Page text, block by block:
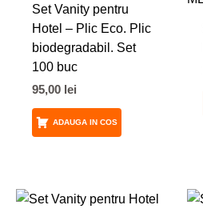
Set Vanity pentru
Hotel – Plic Eco. Plic
biodegradabil. Set
100 buc
95,00 lei
ADAUGA IN COS